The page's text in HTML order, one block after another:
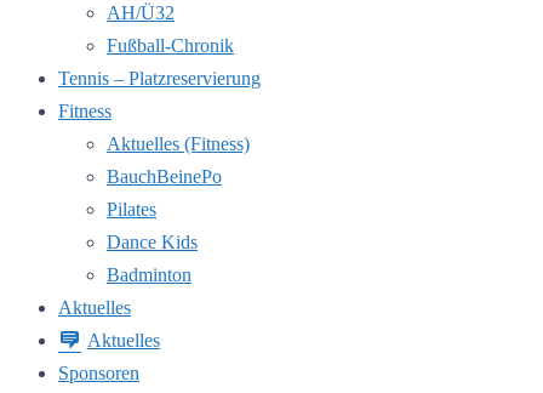
AH/Ü32
Fußball-Chronik
Tennis – Platzreservierung
Fitness
Aktuelles (Fitness)
BauchBeinePo
Pilates
Dance Kids
Badminton
Aktuelles
Aktuelles
Sponsoren